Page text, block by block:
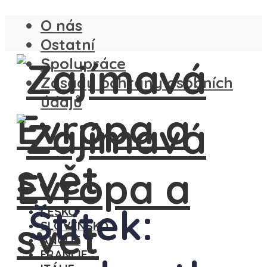
O nás
Ostatní
Spolupráce
Zásady ochrany osobních
údajů
ČESKO
SLOVENSKO
ANGLIE
FRANCIE
Štítek: